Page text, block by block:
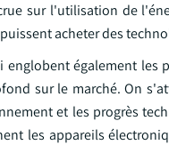
sur l'utilisation de
acheter des
également
sur le marché. On
et les progrès
les appareils